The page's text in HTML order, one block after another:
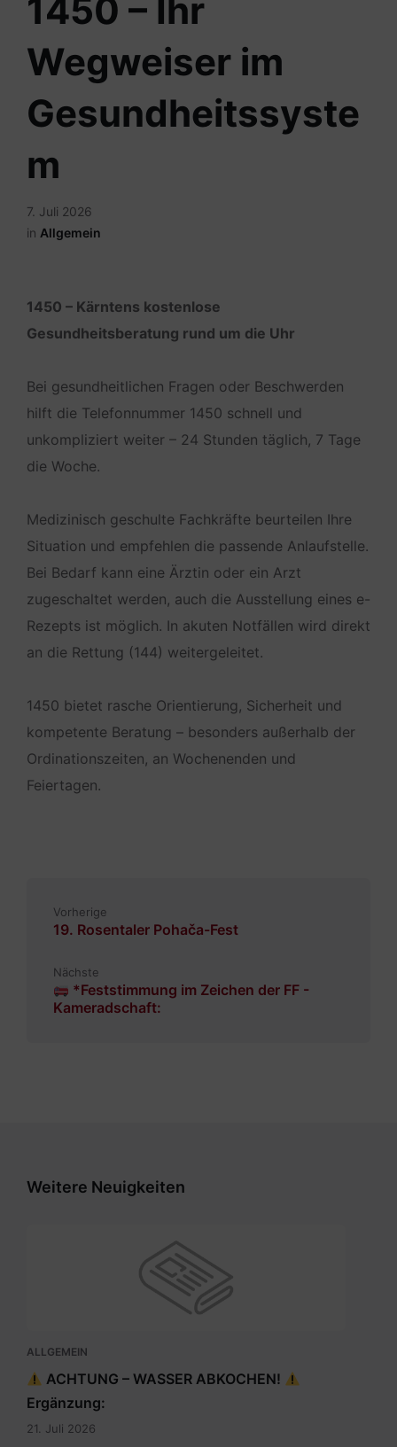
1450 – Ihr
Wegweiser im
Gesundheitssyste
m
7. Juli 2026
in Allgemein
1450 – Kärntens kostenlose
Gesundheitsberatung rund um die Uhr
Bei gesundheitlichen Fragen oder Beschwerden
hilft die Telefonnummer 1450 schnell und
unkompliziert weiter – 24 Stunden täglich, 7 Tage
die Woche.
Medizinisch geschulte Fachkräfte beurteilen Ihre
Situation und empfehlen die passende Anlaufstelle.
Bei Bedarf kann eine Ärztin oder ein Arzt
zugeschaltet werden, auch die Ausstellung eines e-
Rezepts ist möglich. In akuten Notfällen wird direkt
an die Rettung (144) weitergeleitet.
1450 bietet rasche Orientierung, Sicherheit und
kompetente Beratung – besonders außerhalb der
Ordinationszeiten, an Wochenenden und
Feiertagen.
Vorherige
19. Rosentaler Pohača-Fest
Nächste
*Feststimmung im Zeichen der FF -
Kameradschaft:
Weitere Neuigkeiten
ALLGEMEIN
ACHTUNG – WASSER ABKOCHEN!
Ergänzung:
21. Juli 2026